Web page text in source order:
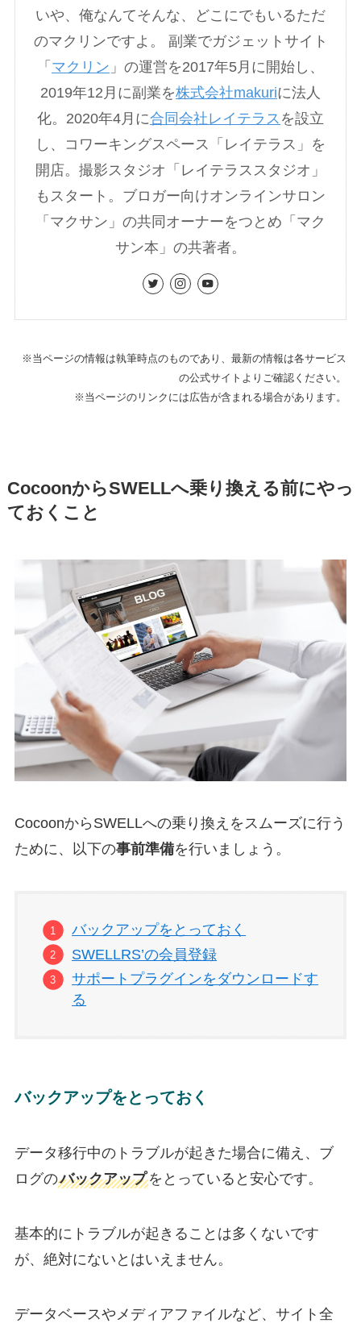
いや、俺なんてそんな、どこにでもいるただ
のマクリンですよ。 副業でガジェットサイト
「 マクリン 」の運営を2017年5月に開始し、
2019年12月に副業を株式会社makuriに法人
化。2020年4月に合同会社レイテラス を設立
し、コワーキングスペース「レイテラス」を
開店。撮影スタジオ「レイテラススタジオ」
もスタート。ブロガー向けオンラインサロン
「マクサン」の共同オーナーをつとめ「マク
サン本」の共著者。
※当ページの情報は執筆時点のものであり、最新の情報は各サービス
の公式サイトよりご確認ください。
※当ページのリンクには広告が含まれる場合があります。
CocoonからSWELLへ乗り換える前にやっ
ておくこと
CocoonからSWELLへの乗り換えをスムーズに行う
ために、以下の事前準備を行いましょう。
バックアップをとっておく
SWELLRS’の会員登録
サポートプラグインをダウンロードす
る
バックアップをとっておく
データ移行中のトラブルが起きた場合に備え、ブ
ログのバックアップをとっていると安心です。
基本的にトラブルが起きることは多くないです
が、絶対にないとはいえません。
データベースやメディアファイルなど、サイト全